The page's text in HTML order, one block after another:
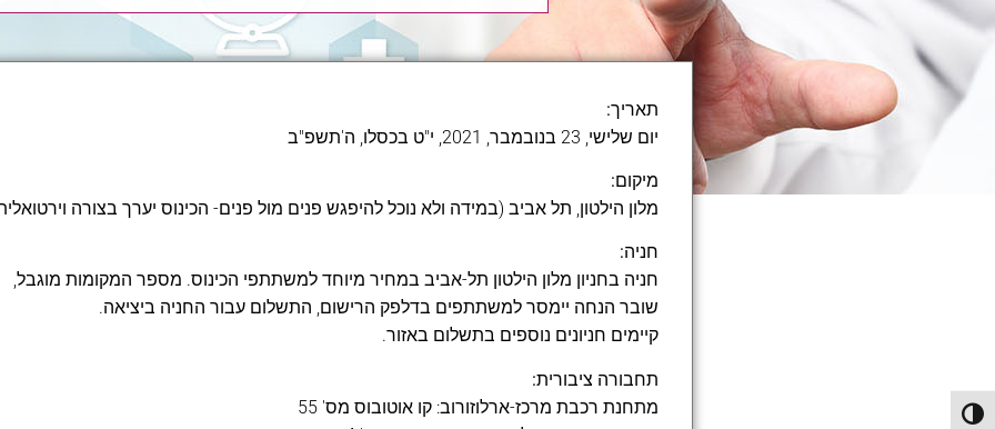
הפעל/כבה ניגודיות גבוהה
תאריך:
יום שלישי, 23 בנובמבר, 2021, י"ט בכסלו, ה'תשפ"ב
מיקום:
מלון הילטון, תל אביב (במידה ולא נוכל להיפגש פנים מול פנים- הכינוס יערך בצורה
חניה:
חניה בחניון מלון הילטון תל-אביב במחיר מיוחד למשתתפי הכינוס. מספר המקומות מוגבל,
שובר הנחה יימסר למשתתפים בדלפק הרישום, התשלום עבור החניה ביציאה.
קיימים חניונים נוספים בתשלום באזור.
תחבורה ציבורית:
מתחנת רכבת מרכז-ארלוזורוב: קו אוטובוס מס' 55